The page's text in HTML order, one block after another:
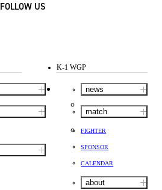
FOLLOW US
K-1 WGP
news
match
FIGHTER
SPONSOR
CALENDAR
about